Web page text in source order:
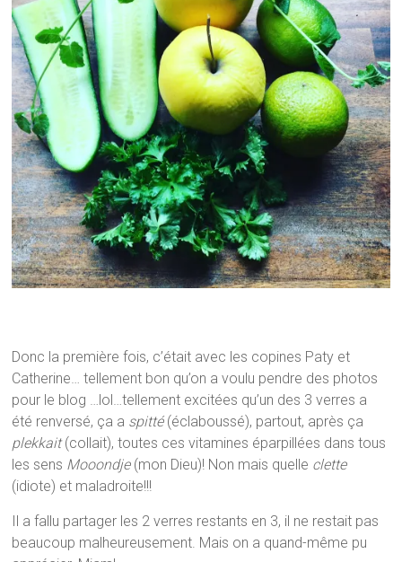
Donc la première fois, c’était avec les copines Paty et
Catherine… tellement bon qu’on a voulu pendre des photos
pour le blog …lol…tellement excitées qu’un des 3 verres a
été renversé, ça a spitté (éclaboussé), partout, après ça
plekkait(collait), toutes ces vitamines éparpillées dans tous
les sens Mooondje(mon Dieu)! Non mais quelle clette
(idiote) et maladroite!!!
Il a fallu partager les 2 verres restants en 3, il ne restait pas
beaucoup malheureusement. Mais on a quand-même pu